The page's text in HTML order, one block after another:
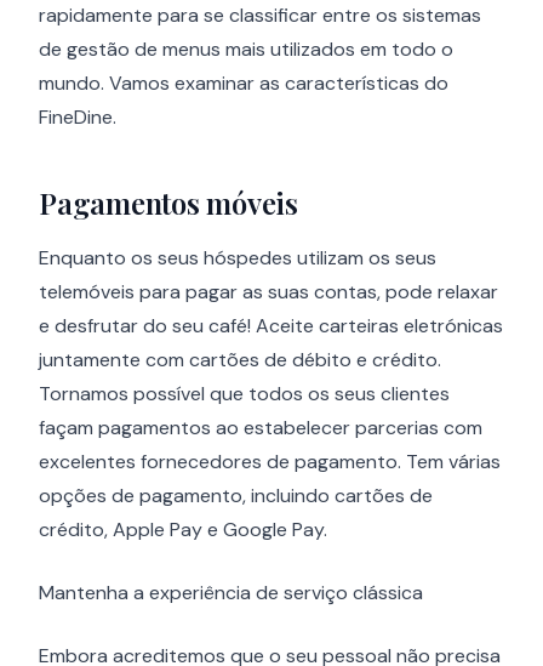
rapidamente para se classificar entre os sistemas
de gestão de menus mais utilizados em todo o
mundo. Vamos examinar as características do
FineDine.
Pagamentos móveis
Enquanto os seus hóspedes utilizam os seus
telemóveis para pagar as suas contas, pode relaxar
e desfrutar do seu café! Aceite carteiras eletrónicas
juntamente com cartões de débito e crédito.
Tornamos possível que todos os seus clientes
façam pagamentos ao estabelecer parcerias com
excelentes fornecedores de pagamento. Tem várias
opções de pagamento, incluindo cartões de
crédito, Apple Pay e Google Pay.
Mantenha a experiência de serviço clássica
Embora acreditemos que o seu pessoal não precisa